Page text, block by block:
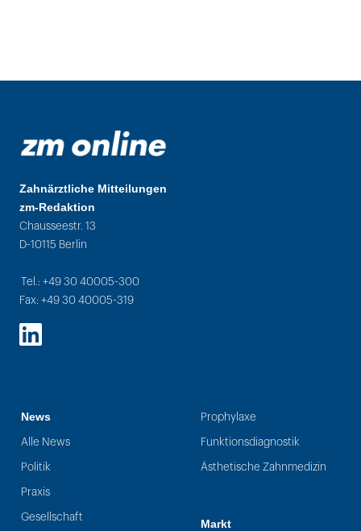
Zahnärztliche Mitteilungen
zm-Redaktion
Chausseestr. 13
D-10115 Berlin
Tel.: +49 30 40005-300
Fax: +49 30 40005-319
LinkedIn
News
Alle News
Politik
Praxis
Gesellschaft
Prophylaxe
Funktionsdiagnostik
Ästhetische Zahnmedizin
Markt